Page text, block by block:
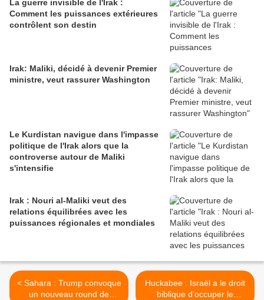
La guerre invisible de l'Irak :
Comment les puissances extérieures
contrôlent son destin
Irak: Maliki, décidé à devenir Premier
ministre, veut rassurer Washington
Le Kurdistan navigue dans l'impasse
politique de l'Irak alors que la
controverse autour de Maliki
s'intensifie
Irak : Nouri al-Maliki veut des
relations équilibrées avec les
puissances régionales et mondiales
< Sahara : Trump convoque
un nouveau round de
Huckabee : Israël a le droit
biblique d’occuper le